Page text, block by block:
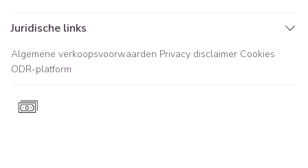
Juridische links
Algemene verkoopsvoorwaarden Privacy disclaimer Cookies
ODR-platform